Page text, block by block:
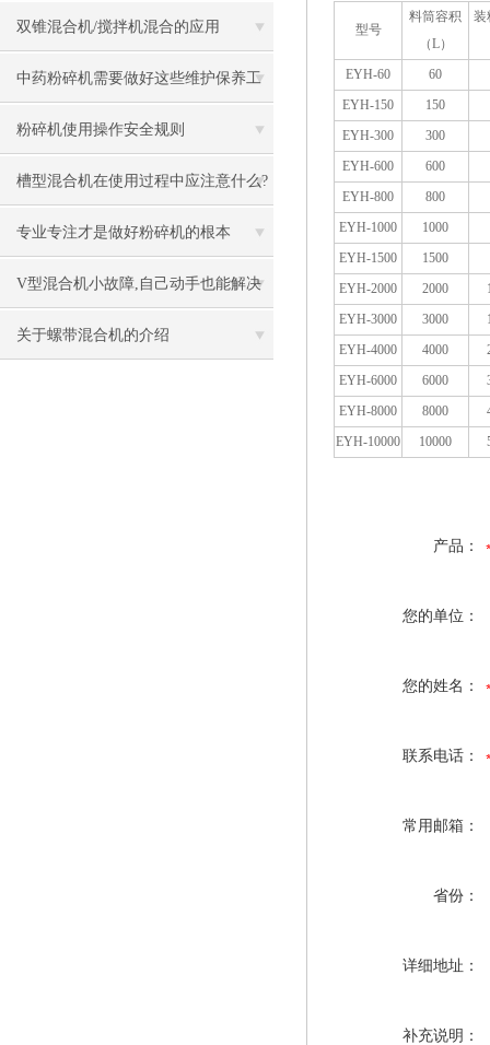
合
双锥混合机/搅拌机混合的应用
中药粉碎机需要做好这些维护保养工
作
粉碎机使用操作安全规则
槽型混合机在使用过程中应注意什么?
专业专注才是做好粉碎机的根本
V型混合机小故障,自己动手也能解决
关于螺带混合机的介绍
型号
料筒容积
（L）
装
EYH-60
60
EYH-150
150
EYH-300
300
EYH-600
600
EYH-800
800
EYH-1000
1000
EYH-1500
1500
EYH-2000
2000
EYH-3000
3000
EYH-4000
4000
EYH-6000
6000
EYH-8000
8000
EYH-10000
10000
产品：
您的单位：
您的姓名：
联系电话：
常用邮箱：
省份：
详细地址：
补充说明：